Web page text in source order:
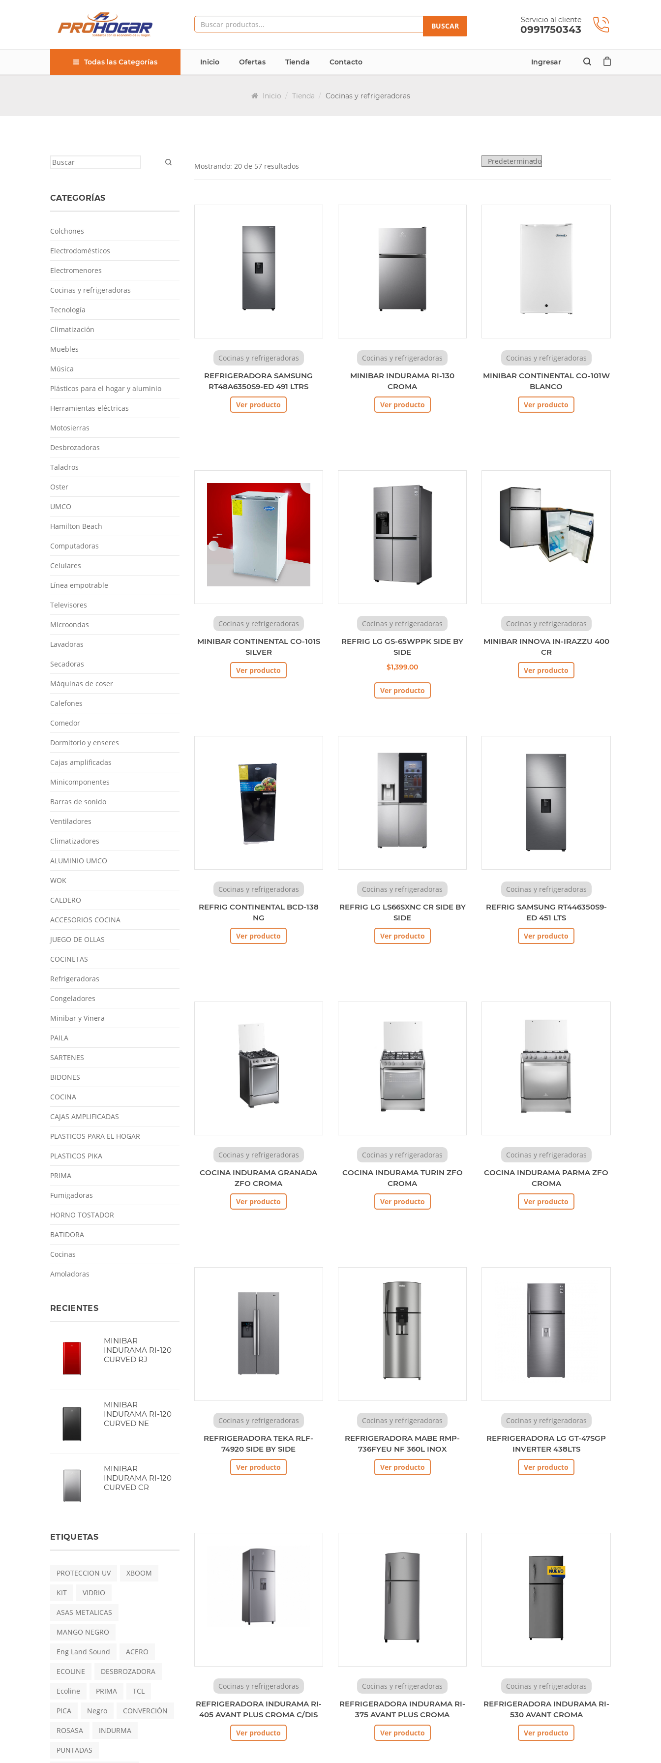
BUSCAR
Servicio al cliente
0991750343
Todas las Categorías Inicio Ofertas Tienda Contacto Ingresar
Inicio Tienda Cocinas y refrigeradoras
Mostrando: 20 de 57 resultados
Cocinas y refrigeradoras
REFRIGERADORA SAMSUNG
RT48A6350S9-ED 491 LTRS
Ver producto
Cocinas y refrigeradoras
MINIBAR INDURAMA RI-130
CROMA
Ver producto
Cocinas y refrigeradoras
MINIBAR CONTINENTAL CO-101W
BLANCO
Ver producto
Cocinas y refrigeradoras
MINIBAR CONTINENTAL CO-101S
SILVER
Ver producto
Cocinas y refrigeradoras
REFRIG LG GS-65WPPK SIDE BY
SIDE
$1,399.00
Ver producto
Cocinas y refrigeradoras
MINIBAR INNOVA IN-IRAZZU 400
CR
Ver producto
Cocinas y refrigeradoras
REFRIG CONTINENTAL BCD-138
NG
Ver producto
Cocinas y refrigeradoras
REFRIG LG LS66SXNC CR SIDE BY
SIDE
Ver producto
Cocinas y refrigeradoras
REFRIG SAMSUNG RT446350S9-
ED 451 LTS
Ver producto
Cocinas y refrigeradoras
COCINA INDURAMA GRANADA
ZFO CROMA
Ver producto
Cocinas y refrigeradoras
COCINA INDURAMA TURIN ZFO
CROMA
Ver producto
Cocinas y refrigeradoras
COCINA INDURAMA PARMA ZFO
CROMA
Ver producto
Cocinas y refrigeradoras
REFRIGERADORA TEKA RLF-
74920 SIDE BY SIDE
Ver producto
Cocinas y refrigeradoras
REFRIGERADORA MABE RMP-
736FYEU NF 360L INOX
Ver producto
Cocinas y refrigeradoras
REFRIGERADORA LG GT-47SGP
INVERTER 438LTS
Ver producto
Cocinas y refrigeradoras
REFRIGERADORA INDURAMA RI-
405 AVANT PLUS CROMA C/DIS
Ver producto
Cocinas y refrigeradoras
REFRIGERADORA INDURAMA RI-
375 AVANT PLUS CROMA
Ver producto
Cocinas y refrigeradoras
REFRIGERADORA INDURAMA RI-
530 AVANT CROMA
Ver producto
CATEGORÍAS
Colchones
Electrodomésticos
Electromenores
Cocinas y refrigeradoras
Tecnología
Climatización
Muebles
Música
Plásticos para el hogar y aluminio
Herramientas eléctricas
Motosierras
Desbrozadoras
Taladros
Oster
UMCO
Hamilton Beach
Computadoras
Celulares
Línea empotrable
Televisores
Microondas
Lavadoras
Secadoras
Máquinas de coser
Calefones
Comedor
Dormitorio y enseres
Cajas amplificadas
Minicomponentes
Barras de sonido
Ventiladores
Climatizadores
ALUMINIO UMCO
WOK
CALDERO
ACCESORIOS COCINA
JUEGO DE OLLAS
COCINETAS
Refrigeradoras
Congeladores
Minibar y Vinera
PAILA
SARTENES
BIDONES
COCINA
CAJAS AMPLIFICADAS
PLASTICOS PARA EL HOGAR
PLASTICOS PIKA
PRIMA
Fumigadoras
HORNO TOSTADOR
BATIDORA
Cocinas
Amoladoras
RECIENTES
MINIBAR
INDURAMA RI-120
CURVED RJ
MINIBAR
INDURAMA RI-120
CURVED NE
MINIBAR
INDURAMA RI-120
CURVED CR
ETIQUETAS
PROTECCION UV XBOOM
KIT VIDRIO
ASAS METALICAS
MANGO NEGRO
Eng Land Sound ACERO
ECOLINE DESBROZADORA
Ecoline PRIMA TCL
PICA Negro CONVERCIÓN
ROSASA INDURMA
PUNTADAS